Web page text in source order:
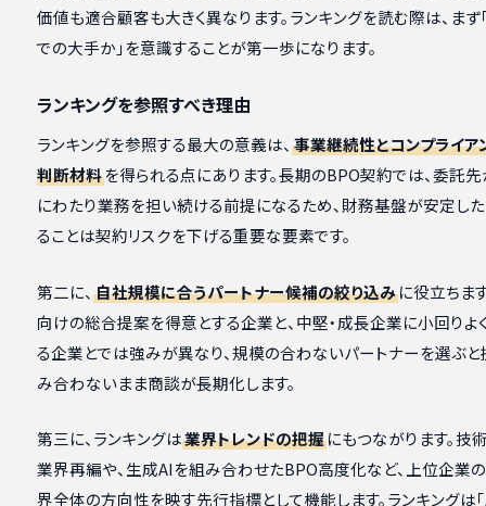
価値も適合顧客も大きく異なります。ランキングを読む際は、まず
での大手か」を意識することが第一歩になります。
ランキングを参照すべき理由
ランキングを参照する最大の意義は、 事業継続性とコンプライア
判断材料を得られる点にあります。長期のBPO契約では、委託
にわたり業務を担い続ける前提になるため、財務基盤が安定し
ることは契約リスクを下げる重要な要素です。
第二に、 自社規模に合うパートナー候補の絞り込みに役立ちま
向けの総合提案を得意とする企業と、中堅・成長企業に小回りよ
る企業とでは強みが異なり、規模の合わないパートナーを選ぶ
み合わないまま商談が長期化します。
第三に、ランキングは業界トレンドの把握にもつながります。技
業界再編や、生成AIを組み合わせたBPO高度化など、上位企業
界全体の方向性を映す先行指標として機能します。ランキングは